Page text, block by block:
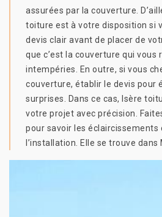
assurées par la couverture.
toiture est à votre disposition si
devis clair avant de placer de
que c’est la couverture qui vous
intempéries. En outre, si vous
couverture, établir le devis pour
surprises. Dans ce cas, Isère
votre projet avec précision.
pour savoir les éclaircissements
l’installation. Elle se trouve